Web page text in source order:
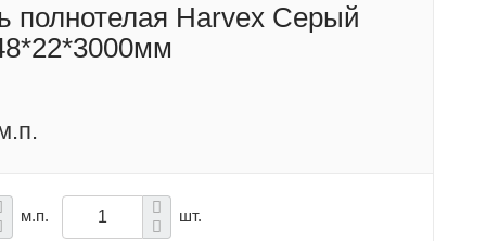
полнотелая Harvex Серый
м.п. шт.